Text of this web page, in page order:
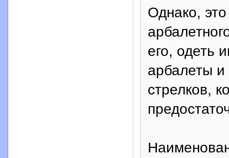
Однако,
его, одеть
арбалеты и
стрелков,